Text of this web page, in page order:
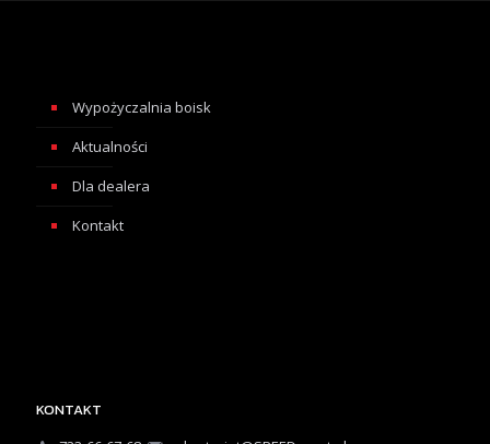
Wypożyczalnia boisk
Aktualności
Dla dealera
Kontakt
KONTAKT